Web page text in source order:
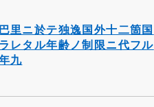
里ニ於テ独逸国外十二箇国
レタル年齢ノ制限ニ代フル
九